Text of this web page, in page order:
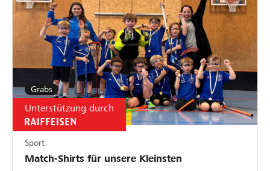
Grabs
Unterstützung durch
Sport
Match-Shirts für unsere Kleinsten